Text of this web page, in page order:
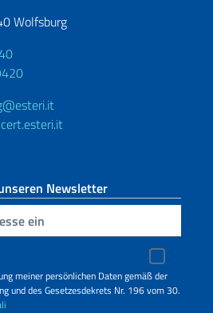
Wolfsburg
Newsletter
meiner persönlichen Daten gemäß der
und des Gesetzesdekrets Nr. 196 vom 30.